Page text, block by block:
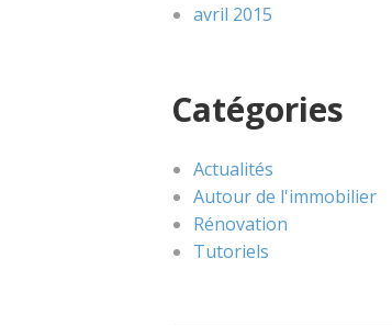
avril 2015
Catégories
Actualités
Autour de l'immobilier
Rénovation
Tutoriels